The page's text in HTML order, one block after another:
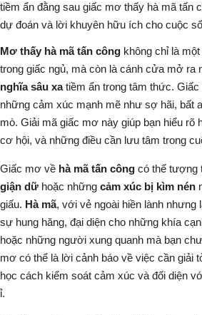
tiềm ẩn đằng sau giấc mơ thấy hà mã tấn
dự đoán và lời khuyên hữu ích cho cuộc
Mơ thấy hà mã tấn công không chỉ là
trong giấc ngủ, mà còn là cánh cửa mở ra
nghĩa sâu xatiềm ẩn trong tâm thức.
những cảm xúc mạnh mẽ như sợ hãi, bất
mò. Giải mã giấc mơ này giúp bạn hiểu rõ
cơ hội, và những điều cần lưu tâm trong
Giấc mơ về hà mã tấn công có thể tượng
giận dữ hoặc những cảm xúc bị kìm nén
giấu. Hà mã, với vẻ ngoài hiền lành nhưng
sự hung hăng, đại diện cho những khía
hoặc những người xung quanh mà bạn
mơ có thể là lời cảnh báo về việc cần giải
học cách kiểm soát cảm xúc và đối diện
ỉ.